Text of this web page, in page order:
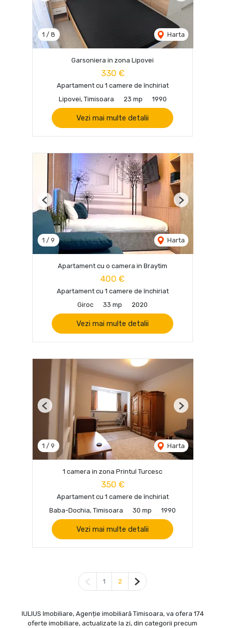
1 / 8 Harta
Garsoniera in zona Lipovei
330 €
Apartament cu 1 camere de închiriat
Lipovei, Timisoara
23 mp 1990
Vezi mai multe detalii
1 / 9 Harta
Previous Next
Apartament cu o camera in Braytim
400 €
Apartament cu 1 camere de închiriat
Giroc
33 mp 2020
Vezi mai multe detalii
1 / 9 Harta
Previous Next
1 camera in zona Printul Turcesc
350 €
Apartament cu 1 camere de închiriat
Baba-Dochia, Timisoara
30 mp 1990
Vezi mai multe detalii
Pagina anterioară
1 2 Pagina următoare
IULIUS Imobiliare, Agenție imobiliară Timisoara, va ofera 174
oferte imobiliare, actualizate la zi, din categorii precum